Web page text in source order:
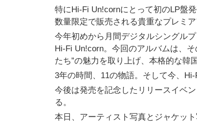
特にHi-Fi Un!cornにとって初のLP盤
数量限定で販売される貴重なプレミア
今年初めから月間デジタルシングル
Hi-Fi Un!corn。今回のアルバムは、
たち”の魅力を取り上げ、本格的な韓
3年の時間、11の物語。そして今、
今後は発売を記念したリリースイベ
る。
本日、アーティスト写真とジャケッ